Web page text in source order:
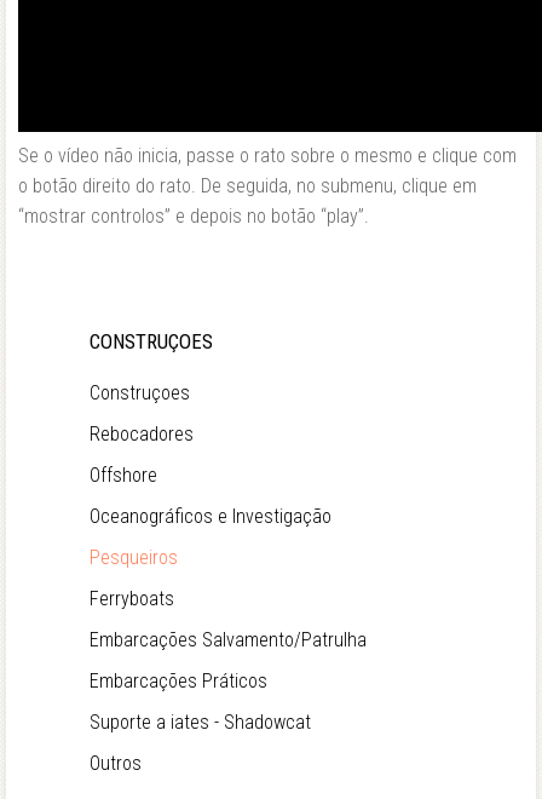
Se o vídeo não inicia, passe o rato sobre o mesmo e clique com
o botão direito do rato. De seguida, no submenu, clique em
“mostrar controlos” e depois no botão “play”.
CONSTRUÇOES
Construçoes
Rebocadores
Offshore
Oceanográficos e Investigação
Pesqueiros
Ferryboats
Embarcações Salvamento/Patrulha
Embarcações Práticos
Suporte a iates - Shadowcat
Outros